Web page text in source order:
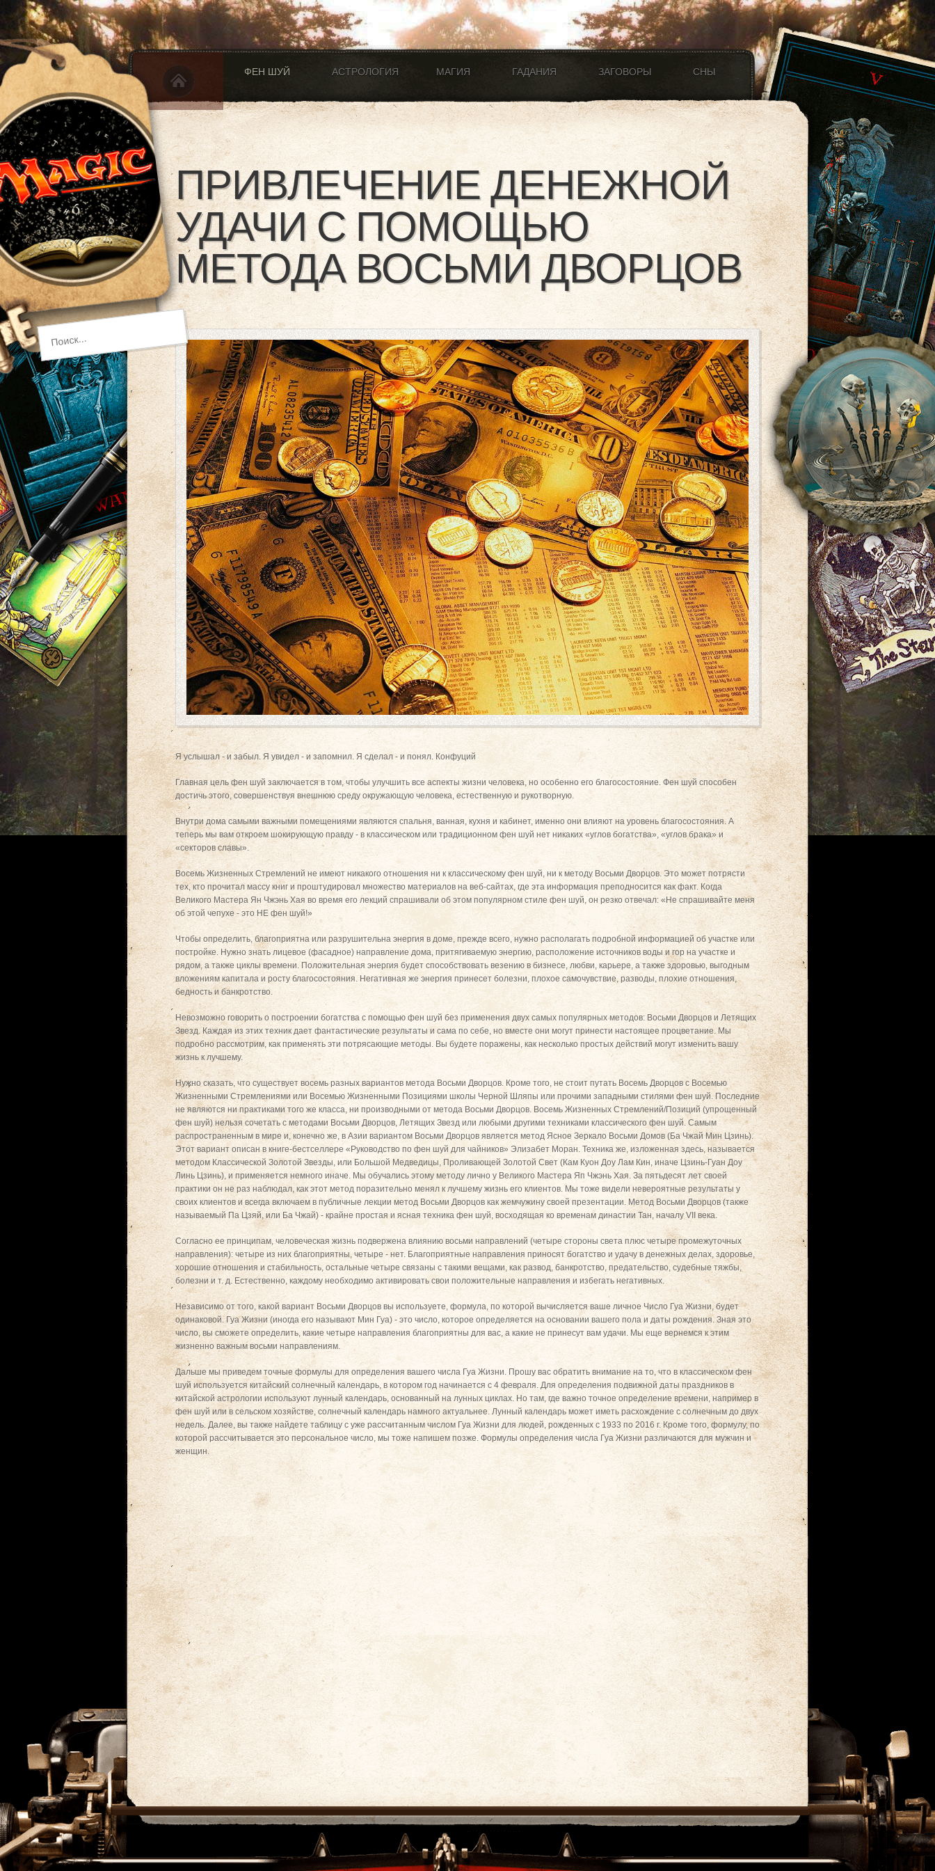
ФЕН ШУЙ АСТРОЛОГИЯ МАГИЯ ГАДАНИЯ ЗАГОВОРЫ СНЫ
ПРИВЛЕЧЕНИЕ ДЕНЕЖНОЙ
УДАЧИ С ПОМОЩЬЮ
МЕТОДА ВОСЬМИ ДВОРЦОВ
Я услышал - и забыл. Я увидел - и запомнил. Я сделал - и понял. Конфуций
Главная цель фен шуй заключается в том, чтобы улучшить все аспекты жизни человека, но особенно его благосостояние. Фен шуй способен
достичь этого, совершенствуя внешнюю среду окружающую человека, естественную и рукотворную.
Внутри дома самыми важными помещениями являются спальня, ванная, кухня и кабинет, именно они влияют на уровень благосостояния. А
теперь мы вам откроем шокирующую правду - в классическом или традиционном фен шуй нет никаких «углов богатства», «углов брака» и
«секторов славы».
Восемь Жизненных Стремлений не имеют никакого отношения ни к классическому фен шуй, ни к методу Восьми Дворцов. Это может потрясти
тех, кто прочитал массу книг и проштудировал множество материалов на веб-сайтах, где эта информация преподносится как факт. Когда
Великого Мастера Ян Чжэнь Хая во время его лекций спрашивали об этом популярном стиле фен шуй, он резко отвечал: «Не спрашивайте меня
об этой чепухе - это НЕ фен шуй!»
Чтобы определить, благоприятна или разрушительна энергия в доме, прежде всего, нужно располагать подробной информацией об участке или
постройке. Нужно знать лицевое (фасадное) направление дома, притягиваемую энергию, расположение источников воды и гор на участке и
рядом, а также циклы времени. Положительная энергия будет способствовать везению в бизнесе, любви, карьере, а также здоровью, выгодным
вложениям капитала и росту благосостояния. Негативная же энергия принесет болезни, плохое самочувствие, разводы, плохие отношения,
бедность и банкротство.
Невозможно говорить о построении богатства с помощью фен шуй без применения двух самых популярных методов: Восьми Дворцов и Летящих
Звезд. Каждая из этих техник дает фантастические результаты и сама по себе, но вместе они могут принести настоящее процветание. Мы
подробно рассмотрим, как применять эти потрясающие методы. Вы будете поражены, как несколько простых действий могут изменить вашу
жизнь к лучшему.
Нужно сказать, что существует восемь разных вариантов метода Восьми Дворцов. Кроме того, не стоит путать Восемь Дворцов с Восемью
Жизненными Стремлениями или Восемью Жизненными Позициями школы Черной Шляпы или прочими западными стилями фен шуй. Последние
не являются ни практиками того же класса, ни производными от метода Восьми Дворцов. Восемь Жизненных Стремлений/Позиций (упрощенный
фен шуй) нельзя сочетать с методами Восьми Дворцов, Летящих Звезд или любыми другими техниками классического фен шуй. Самым
распространенным в мире и, конечно же, в Азии вариантом Восьми Дворцов является метод Ясное Зеркало Восьми Домов (Ба Чжай Мин Цзинь).
Этот вариант описан в книге-бестселлере «Руководство по фен шуй для чайников» Элизабет Моран. Техника же, изложенная здесь, называется
методом Классической Золотой Звезды, или Большой Медведицы, Проливающей Золотой Свет (Кам Куон Доу Лам Кин, иначе Цзинь-Гуан Доу
Линь Цзинь), и применяется немного иначе. Мы обучались этому методу лично у Великого Мастера Яп Чжэнь Хая. За пятьдесят лет своей
практики он не раз наблюдал, как этот метод поразительно менял к лучшему жизнь его клиентов. Мы тоже видели невероятные результаты у
своих клиентов и всегда включаем в публичные лекции метод Восьми Дворцов как жемчужину своей презентации. Метод Восьми Дворцов (также
называемый Па Цзяй, или Ба Чжай) - крайне простая и ясная техника фен шуй, восходящая ко временам династии Тан, началу VII века.
Согласно ее принципам, человеческая жизнь подвержена влиянию восьми направлений (четыре стороны света плюс четыре промежуточных
направления): четыре из них благоприятны, четыре - нет. Благоприятные направления приносят богатство и удачу в денежных делах, здоровье,
хорошие отношения и стабильность, остальные четыре связаны с такими вещами, как развод, банкротство, предательство, судебные тяжбы,
болезни и т. д. Естественно, каждому необходимо активировать свои положительные направления и избегать негативных.
Независимо от того, какой вариант Восьми Дворцов вы используете, формула, по которой вычисляется ваше личное Число Гуа Жизни, будет
одинаковой. Гуа Жизни (иногда его называют Мин Гуа) - это число, которое определяется на основании вашего пола и даты рождения. Зная это
число, вы сможете определить, какие четыре направления благоприятны для вас, а какие не принесут вам удачи. Мы еще вернемся к этим
жизненно важным восьми направлениям.
Дальше мы приведем точные формулы для определения вашего числа Гуа Жизни. Прошу вас обратить внимание на то, что в классическом фен
шуй используется китайский солнечный календарь, в котором год начинается с 4 февраля. Для определения подвижной даты праздников в
китайской астрологии используют лунный календарь, основанный на лунных циклах. Но там, где важно точное определение времени, например в
фен шуй или в сельском хозяйстве, солнечный календарь намного актуальнее. Лунный календарь может иметь расхождение с солнечным до двух
недель. Далее, вы также найдете таблицу с уже рассчитанным числом Гуа Жизни для людей, рожденных с 1933 по 2016 г. Кроме того, формулу, по
которой рассчитывается это персональное число, мы тоже напишем позже. Формулы определения числа Гуа Жизни различаются для мужчин и
женщин.